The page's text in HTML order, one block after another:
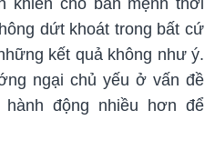
dứt khoát trong bất cứ
kết quả không như ý.
ngại chủ yếu ở vấn đề
động nhiều hơn để